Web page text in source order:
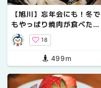
【旭川】忘年会にも！冬で
もやっぱり焼肉が食べたい
人におすすめのお店3選
18
499m